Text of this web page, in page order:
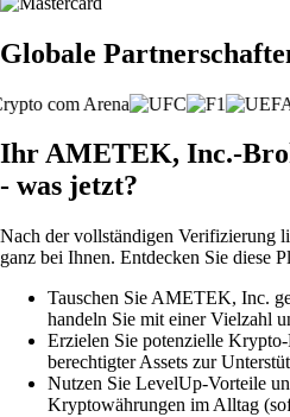
Globale
Ihr AMETEK, Inc.-
- was jetzt?
Nach der vollständigen Verifizierung
ganz bei Ihnen. Entdecken Sie diese
Tauschen Sie AMETEK, Inc.
handeln Sie mit einer Vielzahl
Erzielen Sie potenzielle
berechtigter Assets zur
Nutzen Sie LevelUp-Vorteile
Kryptowährungen im Alltag